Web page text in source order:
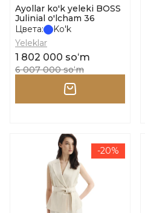
Ayollar ko'k yeleki BOSS
Julinial o'lcham 36
Цвета:
Ko'k
Yeleklar
1 802 000 soʻm
6 007 000 soʻm
-20%